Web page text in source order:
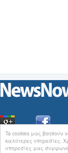
Ta cookies μας
καλύτερες υπηρεσίες.
υπηρεσίες μας
ΟιΕιδήσεις του